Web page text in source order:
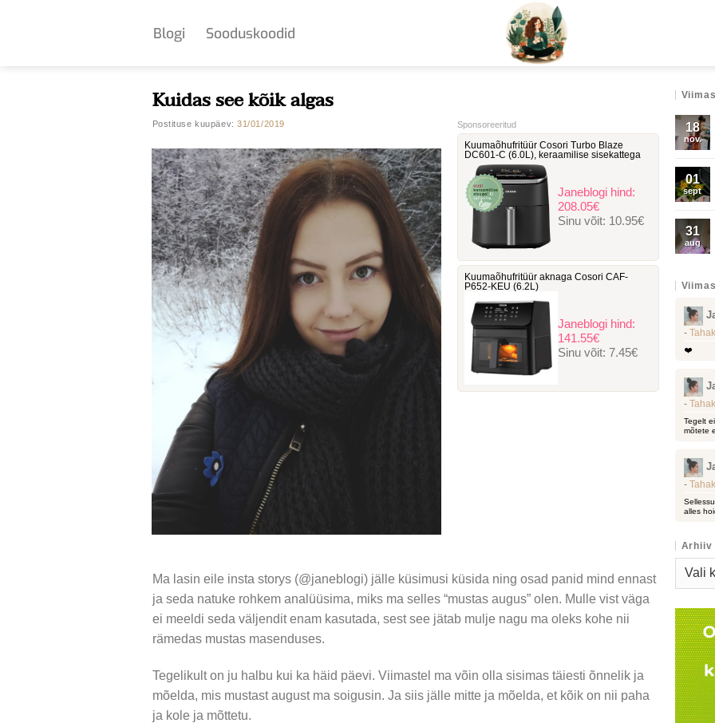
Blogi Sooduskoodid
Kuidas see kõik algas
Postituse kuupäev:31/01/2019 Sponsoreeritud
Kuumaõhufritüür Cosori Turbo Blaze
DC601-C ‎(6.0L), keraamilise sisekattega
Janeblogi hind:
208.05€
Sinu võit: 10.95€
Kuumaõhufritüür aknaga Cosori ‎CAF-
P652-KEU (6.2L)
Janeblogi hind:
141.55€
Sinu võit:7.45€
Ma lasin eile insta storys (@janeblogi) jälle küsimusi küsida ning osad panid mind ennast
ja seda natuke rohkem analüüsima, miks ma selles “mustas augus” olen. Mulle vist väga
ei meeldi seda väljendit enam kasutada, sest see jätab mulje nagu ma oleks kohe nii
rämedas mustas masenduses.
Tegelikult on ju halbu kui ka häid päevi. Viimastel ma võin olla sisimas täiesti õnnelik ja
mõelda, mis mustast august ma soigusin. Ja siis jälle mitte ja mõelda, et kõik on nii paha
ja kole ja mõttetu.
18
nov.
01
sept
31
aug
-
❤️
-
Tegelt
mõtete
-
alles
Arhiiv
Arhiiv